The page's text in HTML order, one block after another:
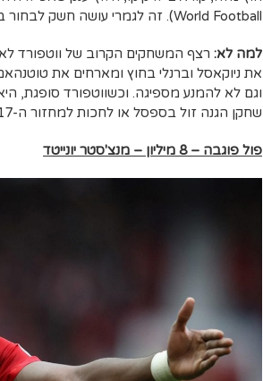
World Football). זה לגמרי עושה חשק לבחור בו.
למה לא: רצף המשחקים הקרוב של ווטפורד
את ניוקאסל וברנלי בחוץ ומארחים את
וגם לא להמנע מספיגה. וכשווטפורד סופגת,
שחקן הגנה זול בספסל או לחכות למחזור ה-17, משם הלו"ז כבר נהיה נוח יותר.
פול פוגבה – 8 מיליון – מנצ'סטר יונייטד